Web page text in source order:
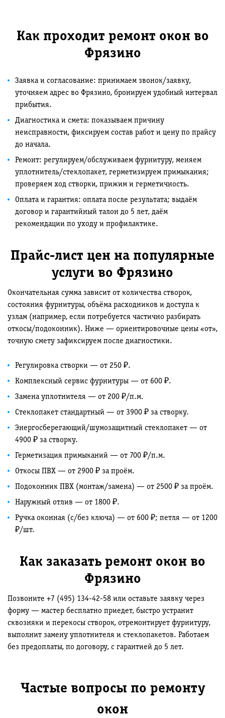
Как проходит ремонт окон во
Фрязино
Заявка и согласование: принимаем звонок/заявку,
уточняем адрес во Фрязино, бронируем удобный интервал
прибытия.
Диагностика и смета: показываем причину
неисправности, фиксируем состав работ и цену по прайсу
до начала.
Ремонт: регулируем/обслуживаем фурнитуру, меняем
уплотнитель/стеклопакет, герметизируем примыкания;
проверяем ход створки, прижим и герметичность.
Оплата и гарантия: оплата после результата; выдаём
договор и гарантийный талон до 5 лет, даём
рекомендации по уходу и профилактике.
Прайс-лист цен на популярные
услуги во Фрязино
Окончательная сумма зависит от количества створок,
состояния фурнитуры, объёма расходников и доступа к
узлам (например, если потребуется частично разбирать
откосы/подоконник). Ниже — ориентировочные цены «от»,
точную смету зафиксируем после диагностики.
Регулировка створки — от 250 ₽.
Комплексный сервис фурнитуры — от 600 ₽.
Замена уплотнителя — от 200 ₽/п.м.
Стеклопакет стандартный — от 3900 ₽ за створку.
Энергосберегающий/шумозащитный стеклопакет — от
4900 ₽ за створку.
Герметизация примыканий — от 700 ₽/п.м.
Откосы ПВХ — от 2900 ₽ за проём.
Подоконник ПВХ (монтаж/замена) — от 2500 ₽ за проём.
Наружный отлив — от 1800 ₽.
Ручка оконная (с/без ключа) — от 600 ₽; петля — от 1200
₽/шт.
Как заказать ремонт окон во
Фрязино
Позвоните +7 (495) 134-42-58 или оставьте заявку через
форму — мастер бесплатно приедет, быстро устранит
сквозняки и перекосы створок, отремонтирует фурнитуру,
выполнит замену уплотнителя и стеклопакетов. Работаем
без предоплаты, по договору, с гарантией до 5 лет.
Частые вопросы по ремонту
окон